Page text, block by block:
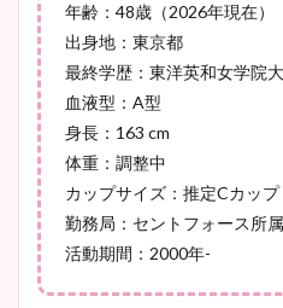
年齢：48歳（2026年現在）
出身地：東京都
最終学歴：東洋英和女学院
血液型：A型
身長：163 cm
体重：調整中
カップサイズ：推定Cカップ
勤務局：セントフォース所属
活動期間：2000年-